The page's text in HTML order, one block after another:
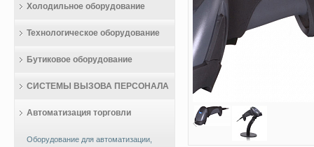
Холодильное оборудование
Технологическое оборудование
Бутиковое оборудование
СИСТЕМЫ ВЫЗОВА ПЕРСОНАЛА
Автоматизация торговли
Оборудование для автоматизации,